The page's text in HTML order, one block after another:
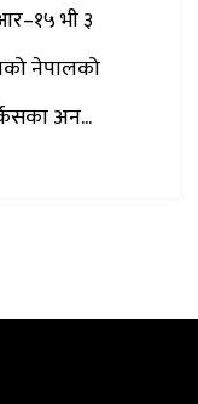
भी ३
नेपालको
अन...